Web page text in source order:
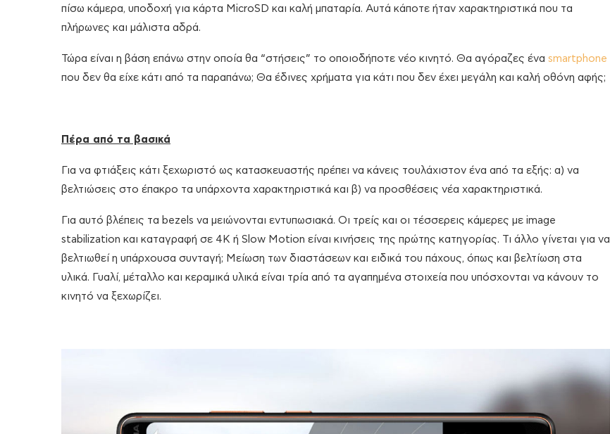
πίσω κάμερα, υποδοχή για κάρτα MicroSD και καλή μπαταρία. Αυτά κάποτε ήταν χαρακτηριστικά που τα
πλήρωνες και μάλιστα αδρά.
Τώρα είναι η βάση επάνω στην οποία θα “στήσεις” το οποιοδήποτε νέο κινητό. Θα αγόραζες ένα smartphone
που δεν θα είχε κάτι από τα παραπάνω; Θα έδινες χρήματα για κάτι που δεν έχει μεγάλη και καλή οθόνη αφής;
Πέρα από τα βασικά
Για να φτιάξεις κάτι ξεχωριστό ως κατασκευαστής πρέπει να κάνεις τουλάχιστον ένα από τα εξής: α) να
βελτιώσεις στο έπακρο τα υπάρχοντα χαρακτηριστικά και β) να προσθέσεις νέα χαρακτηριστικά.
Για αυτό βλέπεις τα bezels να μειώνονται εντυπωσιακά. Οι τρείς και οι τέσσερεις κάμερες με image
stabilization και καταγραφή σε 4Κ ή Slow Motion είναι κινήσεις της πρώτης κατηγορίας. Τι άλλο γίνεται για να
βελτιωθεί η υπάρχουσα συνταγή; Μείωση των διαστάσεων και ειδικά του πάχους, όπως και βελτίωση στα
υλικά. Γυαλί, μέταλλο και κεραμικά υλικά είναι τρία από τα αγαπημένα στοιχεία που υπόσχονται να κάνουν το
κινητό να ξεχωρίζει.